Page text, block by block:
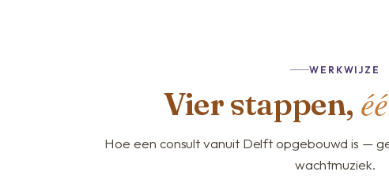
WERKWIJZE
Vier stappen,
Hoe een consult vanuit Delft opgebouwd is —
wachtmuziek.